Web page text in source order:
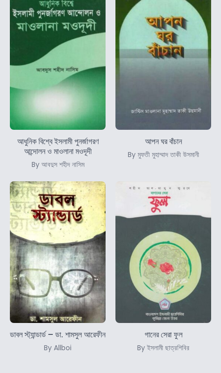
আধুনিক বিশ্বে ইসলামী পুনর্জাগরণ
আন্দোলন ও মাওলানা মওদূদী
By আবদুস শহীদ নাসিম
আপন ঘর বাঁচান
By মুফতী মুহাম্মাদ তাকী উসমানী
ডাবল স্ট্যান্ডার্ড – ডা. শামসুল আরেফীন
By Allboi
গানের সেরা ফুল
By ইসলামী ছাত্রশিবির